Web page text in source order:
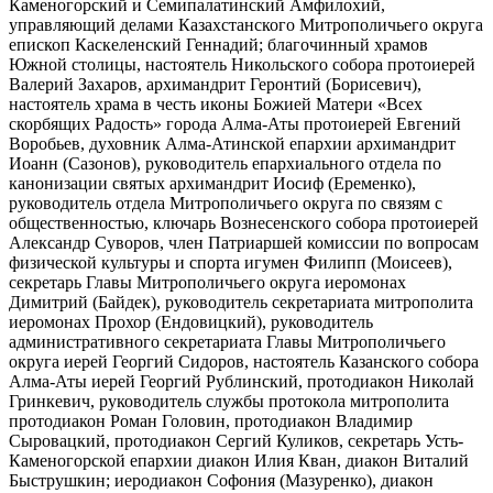
Каменогорский и Семипалатинский Амфилохий,
управляющий делами Казахстанского Митрополичьего округа
епископ Каскеленский Геннадий; благочинный храмов
Южной столицы, настоятель Никольского собора протоиерей
Валерий Захаров, архимандрит Геронтий (Борисевич),
настоятель храма в честь иконы Божией Матери «Всех
скорбящих Радость» города Алма-Аты протоиерей Евгений
Воробьев, духовник Алма-Атинской епархии архимандрит
Иоанн (Сазонов), руководитель епархиального отдела по
канонизации святых архимандрит Иосиф (Еременко),
руководитель отдела Митрополичьего округа по связям с
общественностью, ключарь Вознесенского собора протоиерей
Александр Суворов, член Патриаршей комиссии по вопросам
физической культуры и спорта игумен Филипп (Моисеев),
секретарь Главы Митрополичьего округа иеромонах
Димитрий (Байдек), руководитель секретариата митрополита
иеромонах Прохор (Ендовицкий), руководитель
административного секретариата Главы Митрополичьего
округа иерей Георгий Сидоров, настоятель Казанского собора
Алма-Аты иерей Георгий Рублинский, протодиакон Николай
Гринкевич, руководитель службы протокола митрополита
протодиакон Роман Головин, протодиакон Владимир
Сыровацкий, протодиакон Сергий Куликов, секретарь Усть-
Каменогорской епархии диакон Илия Кван, диакон Виталий
Быструшкин; иеродиакон Софония (Мазуренко), диакон